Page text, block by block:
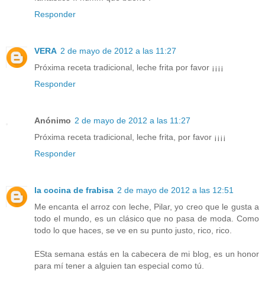
Responder
VERA 2 de mayo de 2012 a las 11:27
Próxima receta tradicional, leche frita por favor ¡¡¡¡
Responder
Anónimo 2 de mayo de 2012 a las 11:27
Próxima receta tradicional, leche frita, por favor ¡¡¡¡
Responder
la cocina de frabisa 2 de mayo de 2012 a las 12:51
Me encanta el arroz con leche, Pilar, yo creo que le gusta a
todo el mundo, es un clásico que no pasa de moda. Como
todo lo que haces, se ve en su punto justo, rico, rico.
ESta semana estás en la cabecera de mi blog, es un honor
para mí tener a alguien tan especial como tú.